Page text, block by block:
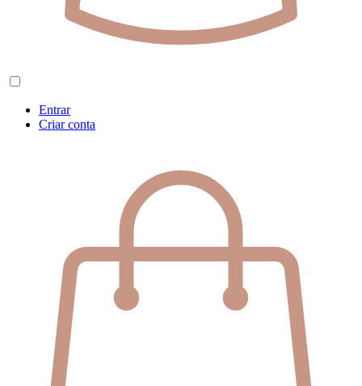
Entrar
Criar conta